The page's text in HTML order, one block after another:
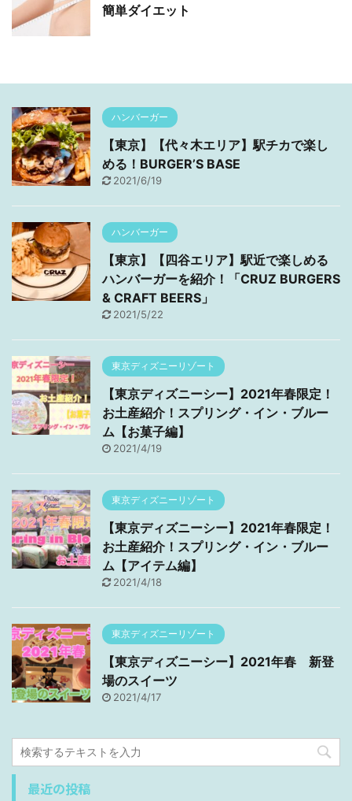
簡単ダイエット
ハンバーガー
【東京】【代々木エリア】駅チカで楽し
める！BURGER’S BASE
2021/6/19
ハンバーガー
【東京】【四谷エリア】駅近で楽しめる
ハンバーガーを紹介！「CRUZ BURGERS
& CRAFT BEERS」
2021/5/22
東京ディズニーリゾート
【東京ディズニーシー】2021年春限定！
お土産紹介！スプリング・イン・ブルー
ム【お菓子編】
2021/4/19
東京ディズニーリゾート
【東京ディズニーシー】2021年春限定！
お土産紹介！スプリング・イン・ブルー
ム【アイテム編】
2021/4/18
東京ディズニーリゾート
【東京ディズニーシー】2021年春 新登
場のスイーツ
2021/4/17
最近の投稿